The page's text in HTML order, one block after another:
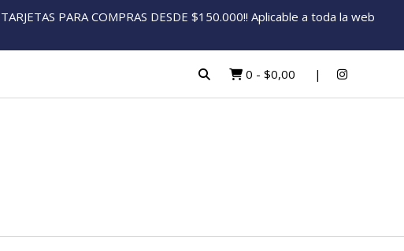
PARA COMPRAS DESDE $150.000!! Aplicable a toda la web
0 - $0,00